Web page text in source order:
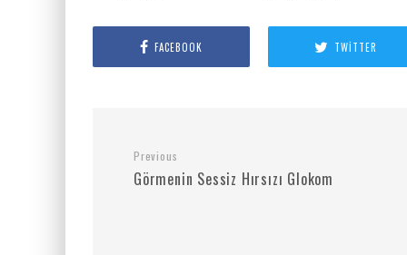
FACEBOOK TWITTER
Previous
Görmenin Sessiz Hırsızı Glokom